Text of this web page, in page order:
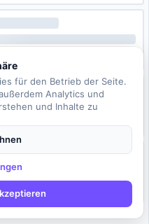
für den Betrieb der Seite.
Analytics und
und Inhalte zu